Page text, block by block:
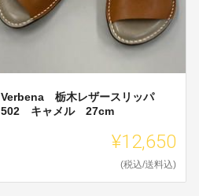
Verbena 栃木レザースリッパ
502 キャメル 27cm
¥12,650
(税込/送料込)